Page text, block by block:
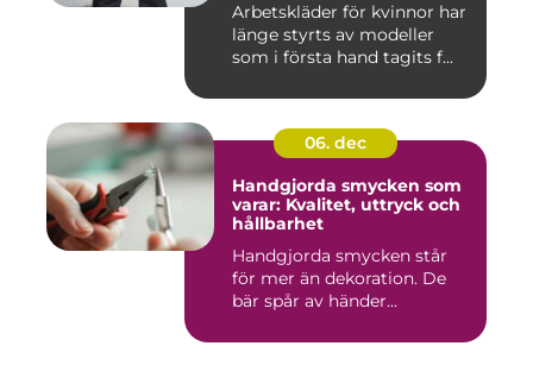
Arbetskläder för kvinnor har
länge styrts av modeller
som i första hand tagits f...
06. dec
Handgjorda smycken som
varar: Kvalitet, uttryck och
hållbarhet
Handgjorda smycken står
för mer än dekoration. De
bär spår av händer...